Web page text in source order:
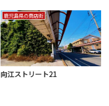
鹿児島県の商店街
向江ストリート21